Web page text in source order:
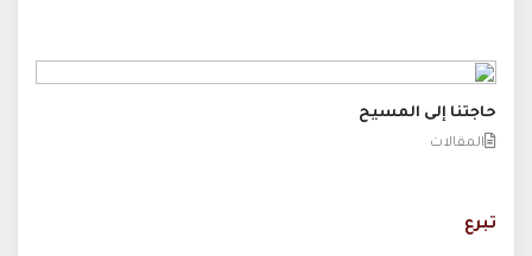
حاجتنا إلى المسيح
المقالات
تبرع